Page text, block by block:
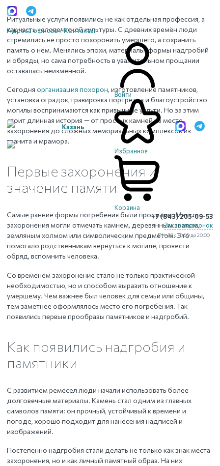
Адреса офисов / Контакты
Казань
Войти
Избранное
Корзина
+7 (843) 205-09-53
Заказать звонок
ПН-ВС с 10:00 до 20:00
Ритуальные услуги появились не как отдельная профессия, а
как часть человеческой культуры. С древних времён люди
стремились не просто похоронить умершего, а сохранить
память о нём. Менялись эпохи, материалы, формы надгробий
и обряды, но сама потребность в уважительном прощании
оставалась неизменной.
Сегодня организация похорон, изготовление памятников,
установка оградок, гравировка портретов и благоустройство
могилы воспринимаются как привычные услуги. Но за этим
стоит длинная история — от простых камней на месте
захоронения до сложных мемориальных комплексов из
гранита и мрамора.
Первые захоронения и
значение памяти
Самые ранние формы погребения были простыми. Место
захоронения могли отмечать камнем, деревянным знаком,
земляным холмом или символическим предметом. Это
помогало родственникам вернуться к могиле, провести
обряд, вспомнить человека.
Со временем захоронение стало не только практической
необходимостью, но и способом выразить отношение к
умершему. Чем важнее был человек для семьи или общины,
тем заметнее оформлялось место его погребения. Так
появились первые прообразы памятников и надгробий.
Как появились надгробия и
памятники
С развитием ремёсел люди начали использовать более
долговечные материалы. Камень стал одним из главных
символов памяти: он прочный, устойчивый к времени и
погоде, хорошо подходит для нанесения надписей и
изображений.
Постепенно надгробия стали делать не только как знак места
захоронения, но и как личный памятный образ. На них